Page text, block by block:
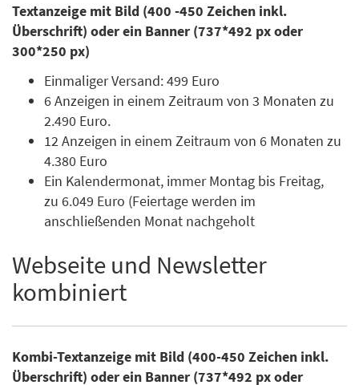
Textanzeige mit Bild (400 -450 Zeichen inkl.
Überschrift) oder ein Banner (737*492 px oder
300*250 px)
Einmaliger Versand: 499 Euro
6 Anzeigen in einem Zeitraum von 3 Monaten zu
2.490 Euro.
12 Anzeigen in einem Zeitraum von 6 Monaten zu
4.380 Euro
Ein Kalendermonat, immer Montag bis Freitag,
zu 6.049 Euro (Feiertage werden im
anschließenden Monat nachgeholt
Webseite und Newsletter
kombiniert
Kombi-Textanzeige mit Bild (400-450 Zeichen inkl.
Überschrift) oder ein Banner (737*492 px oder